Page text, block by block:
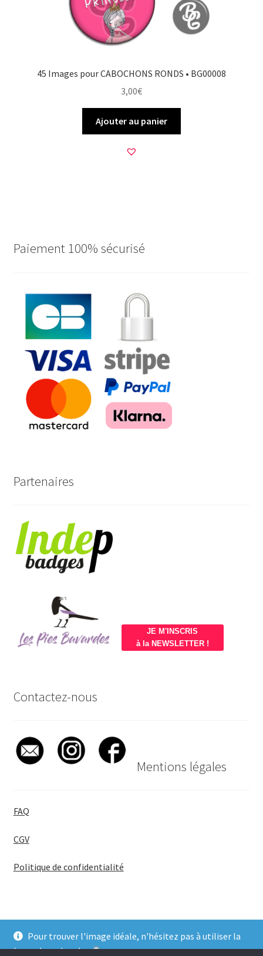
Pour trouver l'image idéale, n'hésitez pas à utiliser la
barre de recherche
45 Images pour CABOCHONS RONDS • BG00008
3,00€
Ajouter au panier
Paiement 100% sécurisé
Partenaires
JE M'INSCRIS
à la NEWSLETTER !
Contactez-nous
Mentions légales
FAQ
CGV
Politique de confidentialité
© BadgeGirl® 2026